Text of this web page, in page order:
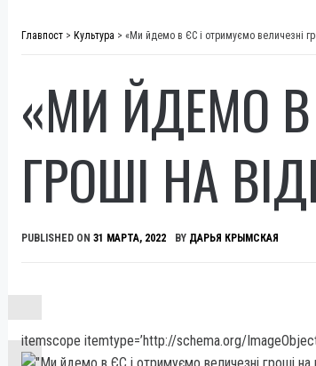
Главпост > Культура > «Ми йдемо в ЄС і отримуємо величезні
«МИ ЙДЕМО В
ГРОШІ НА
PUBLISHED ON 31 МАРТА, 2022 BY ДАРЬЯ КРЫМСКАЯ
itemscope itemtype=’http://schema.org/